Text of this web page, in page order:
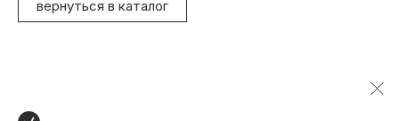
вернуться в каталог